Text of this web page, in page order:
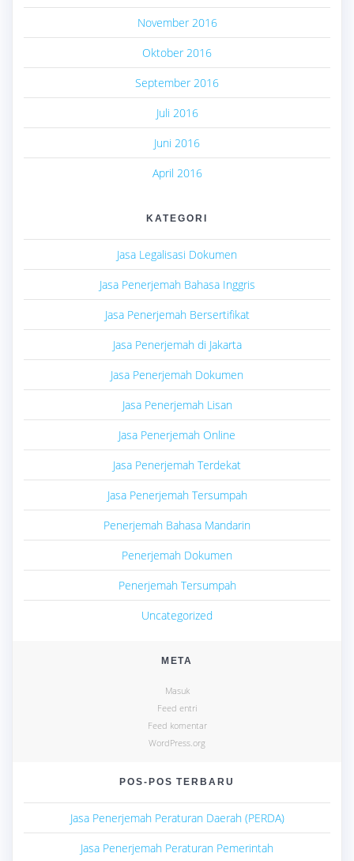
November 2016
Oktober 2016
September 2016
Juli 2016
Juni 2016
April 2016
KATEGORI
Jasa Legalisasi Dokumen
Jasa Penerjemah Bahasa Inggris
Jasa Penerjemah Bersertifikat
Jasa Penerjemah di Jakarta
Jasa Penerjemah Dokumen
Jasa Penerjemah Lisan
Jasa Penerjemah Online
Jasa Penerjemah Terdekat
Jasa Penerjemah Tersumpah
Penerjemah Bahasa Mandarin
Penerjemah Dokumen
Penerjemah Tersumpah
Uncategorized
META
Masuk
Feed entri
Feed komentar
WordPress.org
POS-POS TERBARU
Jasa Penerjemah Peraturan Daerah (PERDA)
Jasa Penerjemah Peraturan Pemerintah